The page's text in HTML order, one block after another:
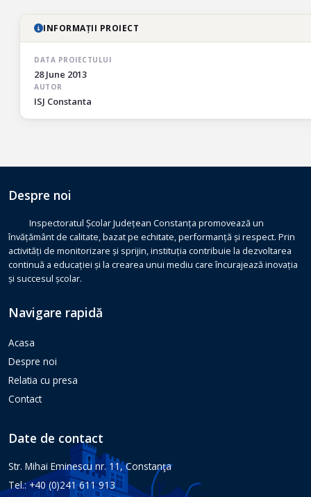
INFORMAȚII PROIECT
DATA PROIECTULUI
28 June 2013
AUTOR
ISJ Constanta
Despre noi
Inspectoratul Școlar Județean Constanța promovează un
învățământ de calitate, bazat pe echitate, performanță și respect. Prin
activități de monitorizare și sprijin, instituția contribuie la dezvoltarea
continuă a educației și la crearea unui mediu care încurajează inovația
și succesul școlar.
Navigare rapidă
Acasa
Despre noi
Relatia cu presa
Contact
Date de contact
Str. Mihai Eminescu nr. 11, Constanţa
Tel.: +40 (0)241 611 913